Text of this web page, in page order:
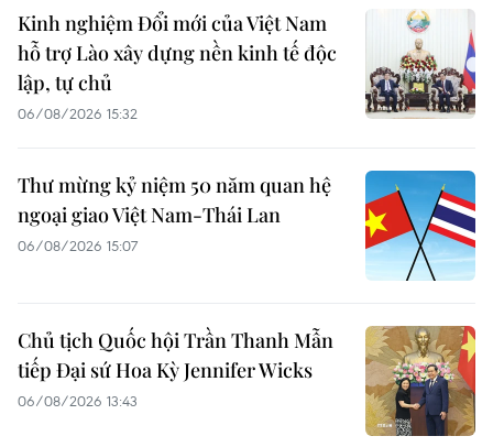
Kinh nghiệm Đổi mới của Việt Nam
hỗ trợ Lào xây dựng nền kinh tế độc
lập, tự chủ
06/08/2026 15:32
Thư mừng kỷ niệm 50 năm quan hệ
ngoại giao Việt Nam-Thái Lan
06/08/2026 15:07
Chủ tịch Quốc hội Trần Thanh Mẫn
tiếp Đại sứ Hoa Kỳ Jennifer Wicks
06/08/2026 13:43